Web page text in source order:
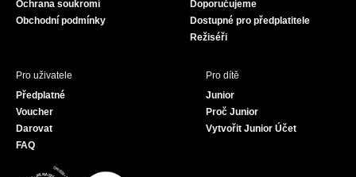
Ochrana soukromí
Obchodní podmínky
Doporučujeme
Dostupné pro předplatitele
Režiséři
Pro uživatele
Předplatné
Voucher
Darovat
FAQ
Pro dítě
Junior
Proč Junior
Vytvořit Junior Účet